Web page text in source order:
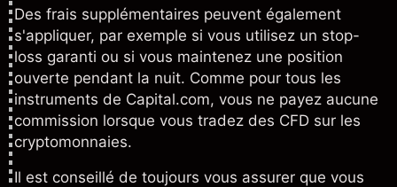
Des frais supplémentaires peuvent également
s'appliquer, par exemple si vous utilisez un stop-
loss garanti ou si vous maintenez une position
ouverte pendant la nuit. Comme pour tous les
instruments de Capital.com, vous ne payez aucune
commission lorsque vous tradez des CFD sur les
cryptomonnaies.
Il est conseillé de toujours vous assurer que vous